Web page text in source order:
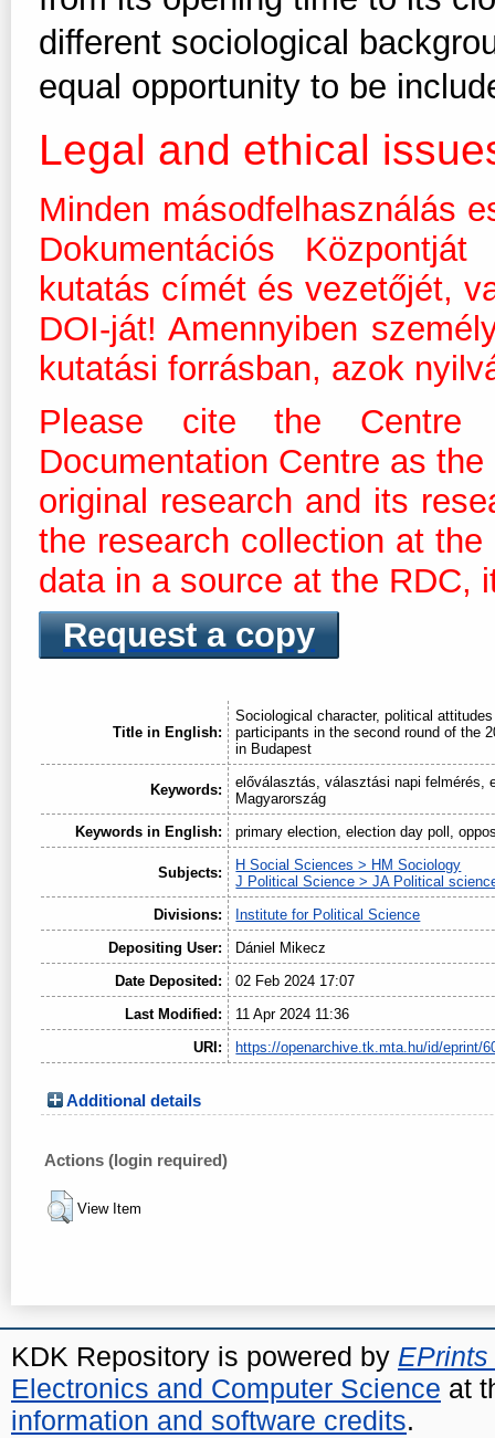
different sociological
equal opportunity to be
Legal and ethical
Minden másodfelhasználás
Dokumentációs
kutatás címét és vezetőjét,
DOI-ját! Amennyiben
kutatási forrásban, azok
Please cite the Centre
Documentation Centre as
original research and its
the research collection at
data in a source at the RDC,
Request a copy
Title in English:
Sociological character, political
participants in the second round of the
in Budapest
Keywords:
előválasztás, választási napi felmérés,
Magyarország
Keywords in English:
primary election, election day poll,
Subjects:
H Social Sciences > HM Sociology
J Political Science > JA Political
Divisions:
Institute for Political Science
Depositing User:
Dániel Mikecz
Date Deposited:
02 Feb 2024 17:07
Last Modified:
11 Apr 2024 11:36
URI:
https://openarchive.tk.mta.hu/id/eprint/
Additional details
Actions (login required)
View Item
KDK Repository is powered by EPrints
Electronics and Computer Science at
information and software credits.